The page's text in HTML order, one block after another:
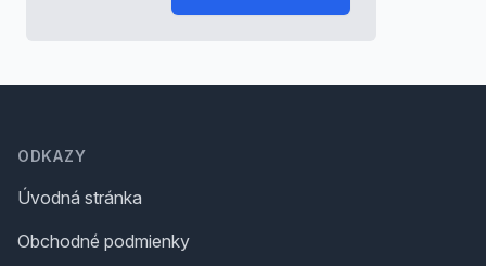
ODKAZY
Úvodná stránka
Obchodné podmienky